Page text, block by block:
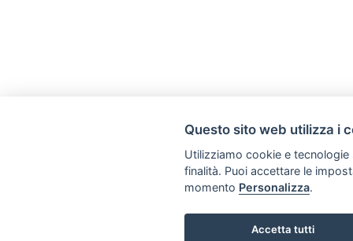
Questo sito web utilizza i
Utilizziamo cookie e
finalità. Puoi accettare le
momento Personalizza.
Accetta tutti